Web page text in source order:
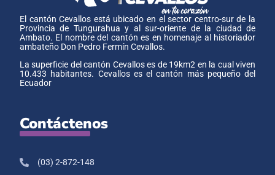
El cantón Cevallos está ubicado en el sector centro-sur de la
Provincia de Tungurahua y al sur-oriente de la ciudad de
Ambato. El nombre del cantón es en homenaje al historiador
ambateño Don Pedro Fermín Cevallos.
La superficie del cantón Cevallos es de 19km2 en la cual viven
10.433 habitantes. Cevallos es el cantón más pequeño del
Ecuador
Contáctenos
(03) 2-872-148